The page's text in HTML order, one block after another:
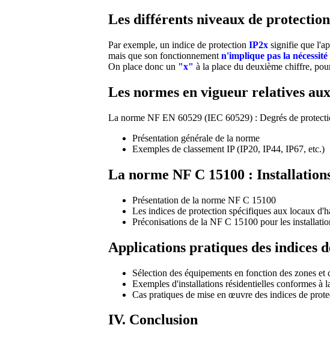
Les différents niveaux de protection
Par exemple, un indice de protection IP2x signifie que
mais que son fonctionnement n'implique pas la
On place donc un "x" à la place du deuxième chiffre,
Les normes en vigueur relatives
La norme NF EN 60529 (IEC 60529) : Degrés de
Présentation générale de la norme
Exemples de classement IP (IP20, IP44, IP67, etc.)
La norme NF C 15100 :
Présentation de la norme NF C 15100
Les indices de protection spécifiques aux locaux
Préconisations de la NF C 15100 pour les
Applications pratiques des indices
Sélection des équipements en fonction des zones et
Exemples d'installations résidentielles conformes à
Cas pratiques de mise en œuvre des indices de
IV. Conclusion